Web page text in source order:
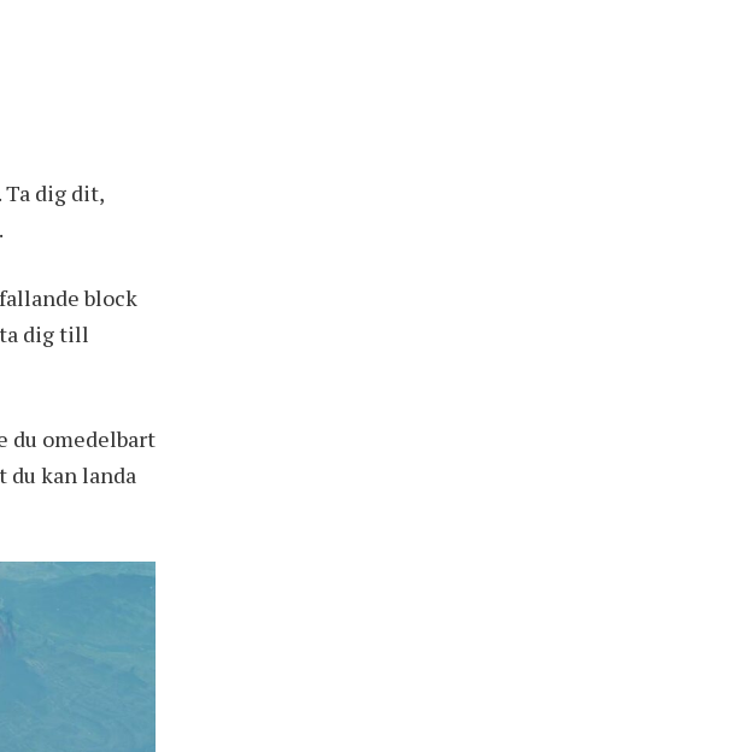
dig dit,
block
dig till
du omedelbart
du kan landa